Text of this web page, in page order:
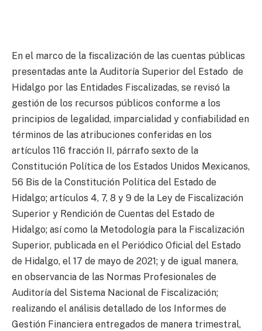
En el marco de la fiscalización de las cuentas públicas
presentadas ante la Auditoría Superior del Estado de
Hidalgo por las Entidades Fiscalizadas, se revisó la
gestión de los recursos públicos conforme a los
principios de legalidad, imparcialidad y confiabilidad en
términos de las atribuciones conferidas en los
artículos 116 fracción II, párrafo sexto de la
Constitución Política de los Estados Unidos Mexicanos,
56 Bis de la Constitución Política del Estado de
Hidalgo; artículos 4, 7, 8 y 9 de la Ley de Fiscalización
Superior y Rendición de Cuentas del Estado de
Hidalgo; así como la Metodología para la Fiscalización
Superior, publicada en el Periódico Oficial del Estado
de Hidalgo, el 17 de mayo de 2021; y de igual manera,
en observancia de las Normas Profesionales de
Auditoría del Sistema Nacional de Fiscalización;
realizando el análisis detallado de los Informes de
Gestión Financiera entregados de manera trimestral,